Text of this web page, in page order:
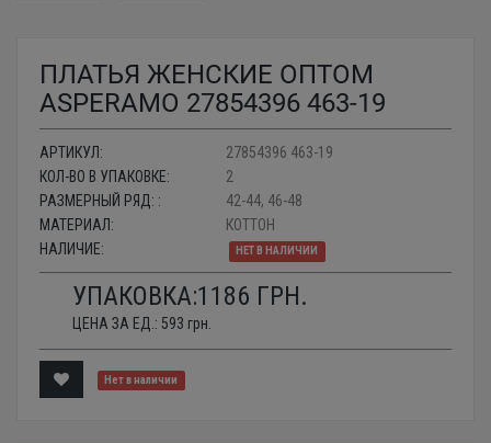
ПЛАТЬЯ ЖЕНСКИЕ ОПТОМ
ASPERAMO 27854396 463-19
АРТИКУЛ:
27854396 463-19
КОЛ-ВО В УПАКОВКЕ:
2
РАЗМЕРНЫЙ РЯД: :
42-44, 46-48
МАТЕРИАЛ:
КОТТОН
НАЛИЧИЕ:
НЕТ В НАЛИЧИИ
УПАКОВКА:1186 ГРН.
ЦЕНА ЗА ЕД.: 593 грн.
Нет в наличии